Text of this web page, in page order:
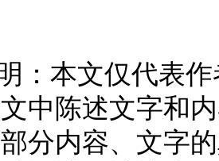
：本文仅代表
中陈述文字和
分内容、文字